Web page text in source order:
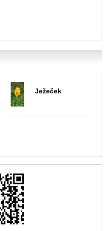
Ježeček